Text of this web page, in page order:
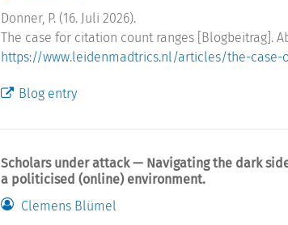
Donner, P. (16. Juli 2026).
The case for citation count ranges [Blogbeitrag].
https://www.leidenmadtrics.nl/articles/the-case-
Blog entry
Scholars under attack — Navigating the dark
a politicised (online) environment.
Clemens Blümel